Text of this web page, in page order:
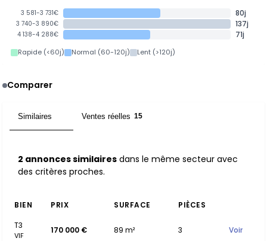
3 581-3 731€ 80j
3 740-3 890€ 137j
4 138-4 288€ 71j
Rapide (<60j) Normal (60-120j) Lent (>120j)
Comparer
Similaires Ventes réelles 15
2 annonces similaires dans le même secteur avec
des critères proches.
BIEN PRIX SURFACE
PIÈCES
T3
VIF
170 000 € 89 m² 3 Voir